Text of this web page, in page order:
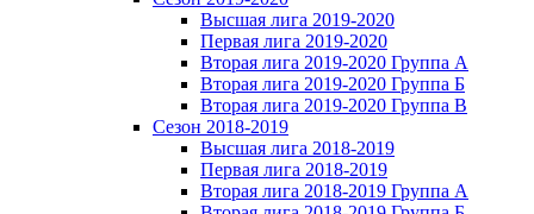
Высшая лига 2019-2020
Первая лига 2019-2020
Вторая лига 2019-2020 Группа А
Вторая лига 2019-2020 Группа Б
Вторая лига 2019-2020 Группа В
Сезон 2018-2019
Высшая лига 2018-2019
Первая лига 2018-2019
Вторая лига 2018-2019 Группа А